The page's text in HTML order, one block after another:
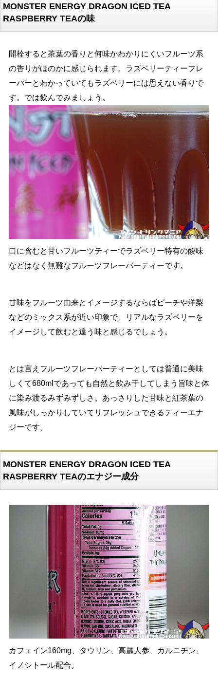
MONSTER ENERGY DRAGON ICED TEA
RASPBERRY TEAの味
開栓すると茶葉の香りと何味かわかりにくいフルーツ系
の香りがほのかに感じられます。ラズベリーティーフレ
ーバーとわかっていてもラズベリーには思えない香りで
す。では飲んでみましょう。
口に含むと甘いフルーツティーでラズベリー特有の酸味
などはなく無難なフルーツフレーバーティーです。
甘味をフルーツ由来とイメージするならばピーチや洋梨
などのミックス系が近い印象で、リアルなラズベリーを
イメージして飲むと違う味と感じるでしょう。
とは言えフルーツフレーバーティーとしては普通に美味
しくて680mlであっても自然と飲み干してしまう旨味と体
に染み渡るみずみずしさ。あっさりした甘味と紅茶葉の
風味がしっかりしていてリフレッシュできるティーエナ
ジーです。
MONSTER ENERGY DRAGON ICED TEA
RASPBERRY TEAのエナジー成分
カフェイン160mg、タウリン、高麗人参、カルニチン、
イノシトール配合。